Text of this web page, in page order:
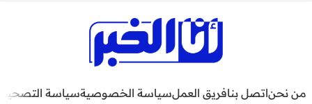
من نحناتصل بنافريق العملسياسة الخصوصيةسياسة التصحيح